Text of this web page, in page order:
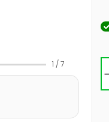
1 /7